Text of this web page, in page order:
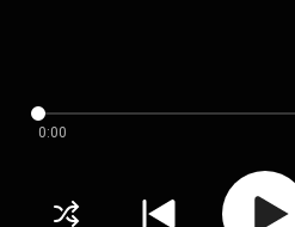
0:00